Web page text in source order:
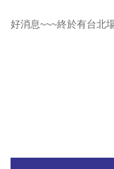
好消息~~~終於有台北